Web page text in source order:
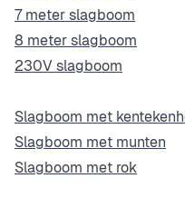
7 meter slagboom
8 meter slagboom
230V slagboom
Slagboom met
Slagboom met munten
Slagboom met rok